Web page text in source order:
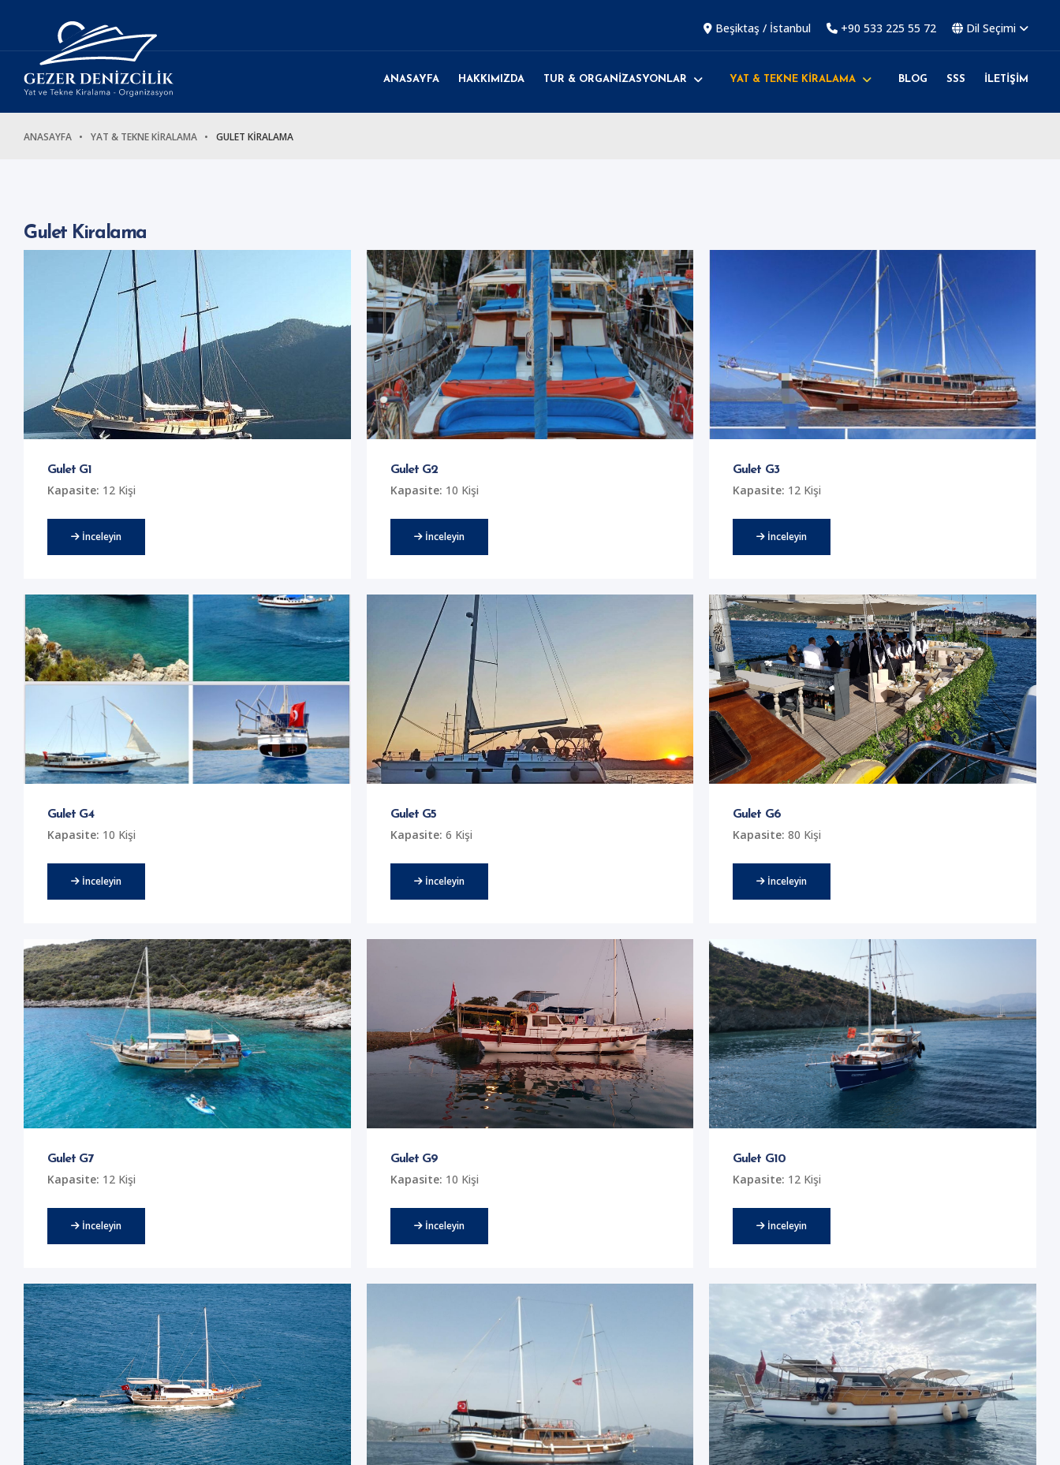
Beşiktaş / İstanbul +90 533 225 55 72 Dil Seçimi
ANASAYFA HAKKIMIZDA TUR & ORGANİZASYONLAR YAT & TEKNE KİRALAMA BLOG SSS İLETİŞİM
ANASAYFA YAT & TEKNE KİRALAMA GULET KİRALAMA
Gulet Kiralama
Gulet G1
Kapasite: 12 Kişi
İnceleyin
Gulet G2
Kapasite: 10 Kişi
İnceleyin
Gulet G3
Kapasite: 12 Kişi
İnceleyin
Gulet G4
Kapasite: 10 Kişi
İnceleyin
Gulet G5
Kapasite: 6 Kişi
İnceleyin
Gulet G6
Kapasite: 80 Kişi
İnceleyin
Gulet G7
Kapasite: 12 Kişi
İnceleyin
Gulet G9
Kapasite: 10 Kişi
İnceleyin
Gulet G10
Kapasite: 12 Kişi
İnceleyin